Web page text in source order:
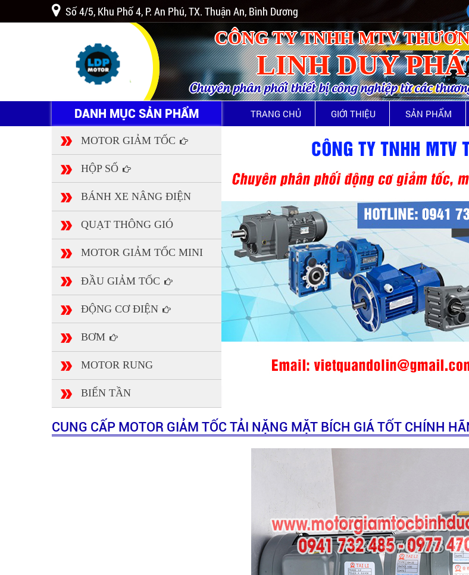
Số 4/5, Khu Phố 4, P. An Phú, TX. Thuận An, Bình Dương
CÔNG TY TNHH MTV
LINH DUY
Chuyên phân phối thiết bị công nghiệp từ các
DANH MỤC SẢN PHẨM TRANG CHỦ GIỚI THIỆU SẢN PHẨM
MOTOR GIẢM TỐC
HỘP SỐ
BÁNH XE NÂNG ĐIỆN
QUẠT THÔNG GIÓ
MOTOR GIẢM TỐC MINI
ĐẦU GIẢM TỐC
ĐỘNG CƠ ĐIỆN
BƠM
MOTOR RUNG
BIẾN TẦN
CUNG CẤP MOTOR GIẢM TỐC TẢI NẶNG MẶT BÍCH GIÁ TỐT CHÍNH